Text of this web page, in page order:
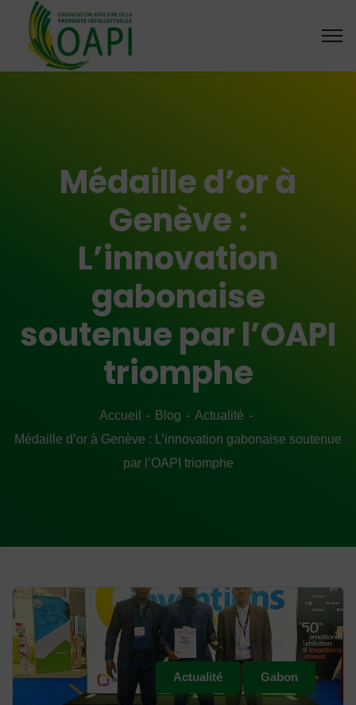
Médaille d’or à
Genève :
L’innovation
gabonaise
soutenue par l’OAPI
triomphe
Accueil Blog
Actualité
Médaille d’or à Genève : L’innovation gabonaise soutenue
par l’OAPI triomphe
Actualité Gabon